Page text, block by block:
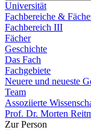
Universität
Fachbereiche &
Fachbereich III
Fächer
Geschichte
Das Fach
Fachgebiete
Neuere und neueste
Team
Assoziierte
Prof. Dr. Morten
Zur Person